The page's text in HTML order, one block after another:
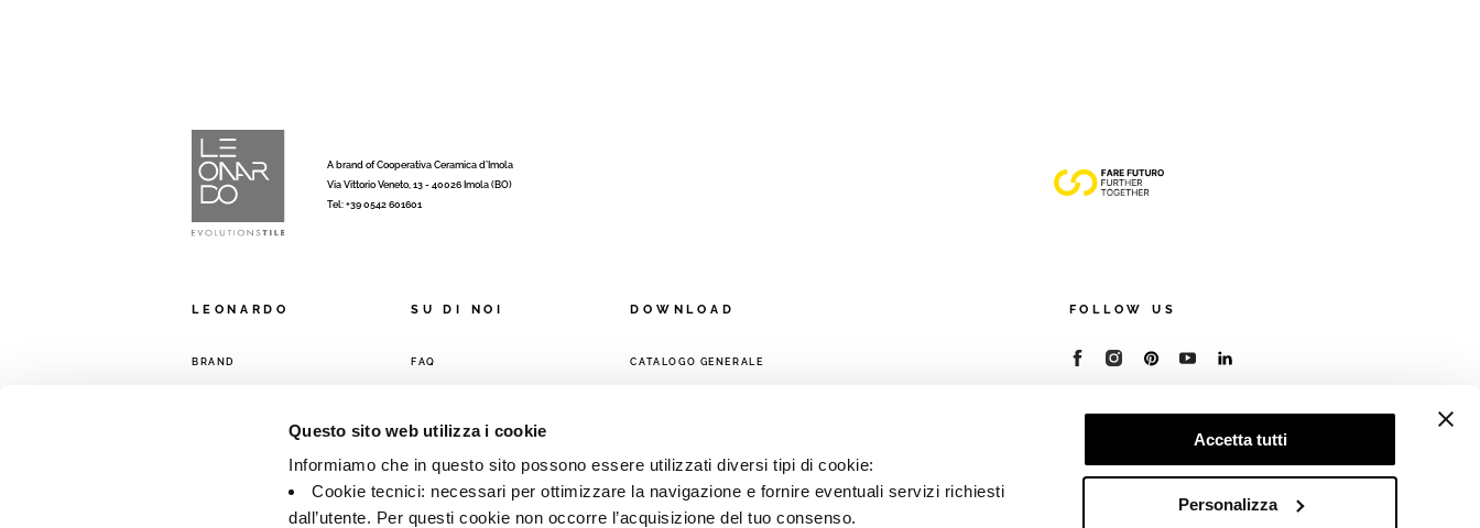
Questo sito web utilizza i cookie
Informiamo che in questo sito possono essere utilizzati diversi tipi di cookie:
Cookie tecnici: necessari per ottimizzare la navigazione e fornire eventuali servizi richiesti
dall’utente. Per questi cookie non occorre l’acquisizione del tuo consenso.
Accetta tutti
Personalizza
A brand of Cooperativa Ceramica d’Imola
Via Vittorio Veneto, 13 - 40026 Imola (BO)
Tel: +39 0542 601601
LEONARDO
BRAND
SU DI NOI
FAQ
DOWNLOAD
CATALOGO GENERALE
FOLLOW US
© 2026 - Cooperativa Ceramica d’Imola
R.E.A. BO 5545